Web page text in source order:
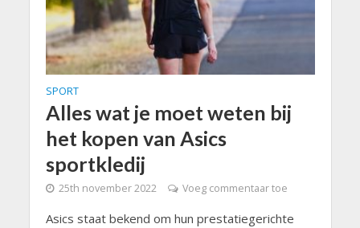
SPORT
Alles wat je moet weten bij
het kopen van Asics
sportkledij
25th november 2022 Voeg commentaar toe
Asics staat bekend om hun prestatiegerichte